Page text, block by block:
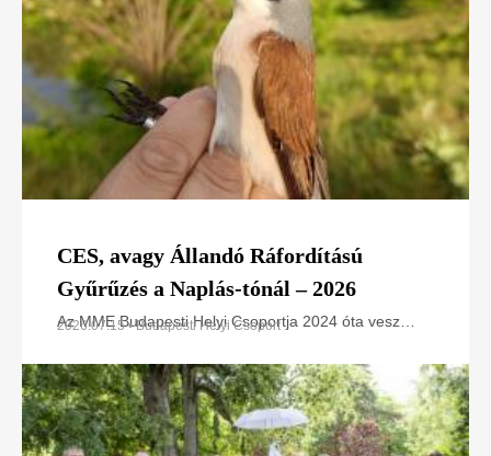
CES, avagy Állandó Ráfordítású
Gyűrűzés a Naplás-tónál – 2026
Az MME Budapesti Helyi Csoportja 2024 óta vesz
Constant Effort Sites) programban a Naplás-tó
területén
2026.07.15 • Budapesti Helyi Csoport